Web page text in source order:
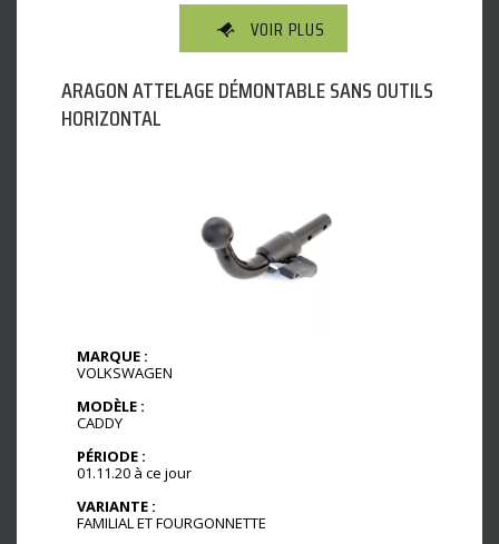
VOIR PLUS
ARAGON ATTELAGE DÉMONTABLE SANS OUTILS
HORIZONTAL
MARQUE :
VOLKSWAGEN
MODÈLE :
CADDY
PÉRIODE :
01.11.20 à ce jour
VARIANTE :
FAMILIAL ET FOURGONNETTE